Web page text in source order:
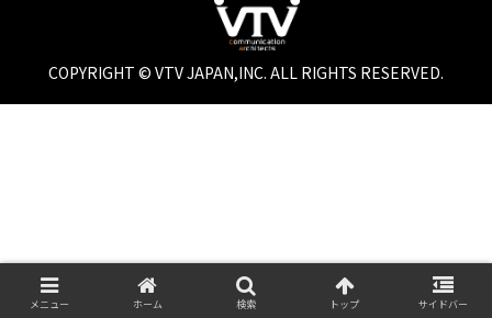
COPYRIGHT © VTV JAPAN,INC. ALL RIGHTS RESERVED.
メニュー ホーム 検索 トップ サイドバー